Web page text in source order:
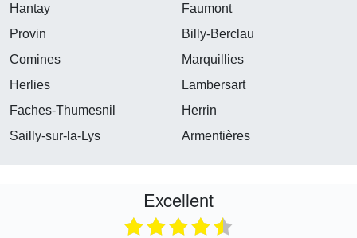
Hantay
Faumont
Provin
Billy-Berclau
Comines
Marquillies
Herlies
Lambersart
Faches-Thumesnil
Herrin
Sailly-sur-la-Lys
Armentières
Excellent